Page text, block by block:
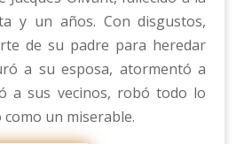
y un años. Con disgustos,
de su padre para heredar
a su esposa, atormentó a
a sus vecinos, robó todo lo
un miserable.